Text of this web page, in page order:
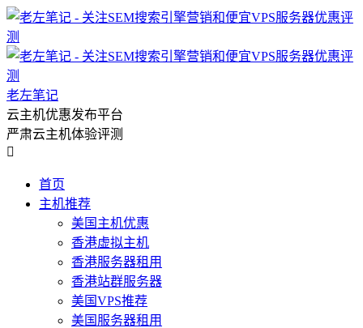
老左笔记
云主机优惠发布平台
严肃云主机体验评测

首页
主机推荐
美国主机优惠
香港虚拟主机
香港服务器租用
香港站群服务器
美国VPS推荐
美国服务器租用